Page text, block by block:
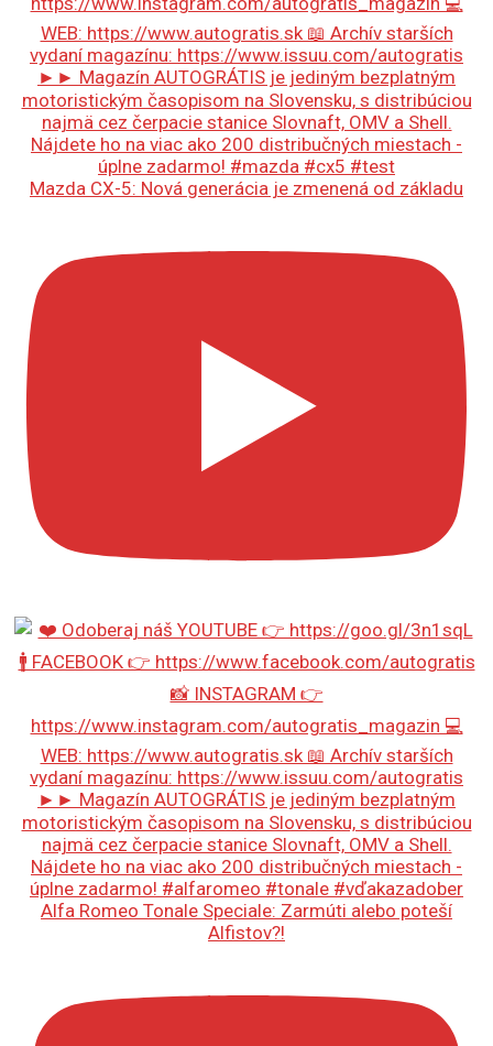
Mazda CX-5: Nová generácia je zmenená od základu
Alfa Romeo Tonale Speciale: Zarmúti alebo poteší
Alfistov?!